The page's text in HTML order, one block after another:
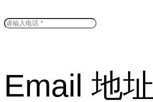
Email 地址